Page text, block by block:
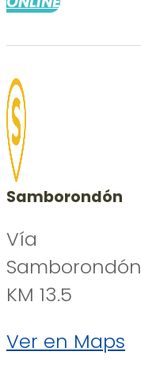
Samborondón
Vía
Samborondón
KM 13.5
Ver en Maps